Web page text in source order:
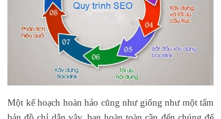
Một kế hoạch hoàn hảo cũng như giống như một tấm